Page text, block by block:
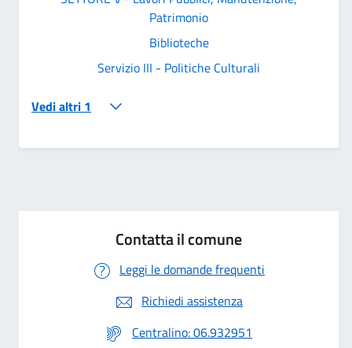
Patrimonio
Biblioteche
Servizio III - Politiche Culturali
Vedi altri 1
Contatta il comune
Leggi le domande frequenti
Richiedi assistenza
Centralino: 06.932951